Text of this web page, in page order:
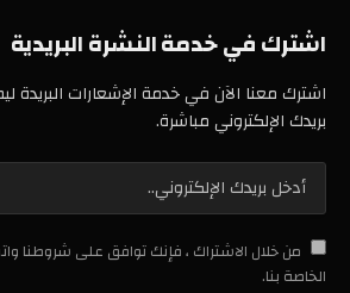
اشترك في خدمة النشرة البريدية
اشترك معنا الآن في خدمة الإشعارات
بريدك الإلكتروني مباشرة.
من خلال الاشتراك ، فإنك توافق على شروطنا
الخاصة بنا.